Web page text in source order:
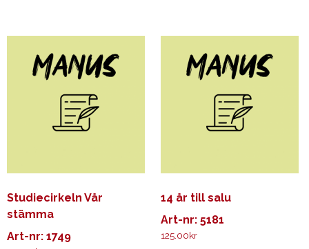
De
olika
De
olika
Studiecirkeln Vår
stämma
Art-nr: 1749
14 år till salu
Art-nr: 5181
125.00kr